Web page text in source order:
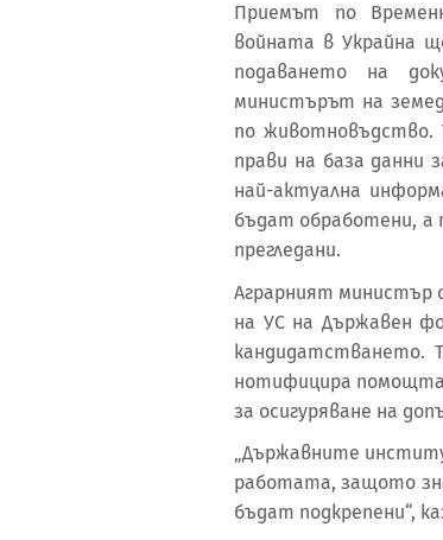
Приемът по
войната в Украйна
подаването на
министърът на
по животновъдство.
прави на база данни
най-актуална
бъдат обработени, а
прегледани.
Аграрният министър
на УС на Държавен
кандидатстването.
нотифицира
за осигуряване на
„Държавните
работата, защото
бъдат подкрепени“,